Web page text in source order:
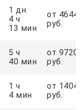
1 дн.
4 ч
13 мин
от
руб.
5 ч
40 мин
от 9720
руб.
1 ч
4 мин
от 1404
руб.